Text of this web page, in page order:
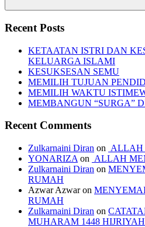
Search
Recent Posts
KETAATAN ISTRI DAN
KELUARGA ISLAMI
KESUKSESAN SEMU
MEMILIH TUJUAN
MEMILIH WAKTU
MEMBANGUN “SURGA”
Recent Comments
Zulkarnaini Diran on ALLAH
YONARIZA on ALLAH
Zulkarnaini Diran on
RUMAH
Azwar Azwaron
RUMAH
Zulkarnaini Diran on
MUHARAM 1448 HIJRIYAH